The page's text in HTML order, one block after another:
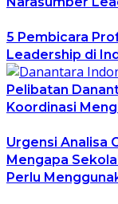
5 Pembicara
Leadership di
Pelibatan
Koordinasi
Urgensi Analisa
Mengapa
Perlu